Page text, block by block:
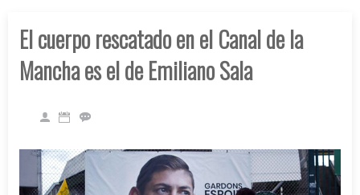
El cuerpo rescatado en el Canal de la
Mancha es el de Emiliano Sala